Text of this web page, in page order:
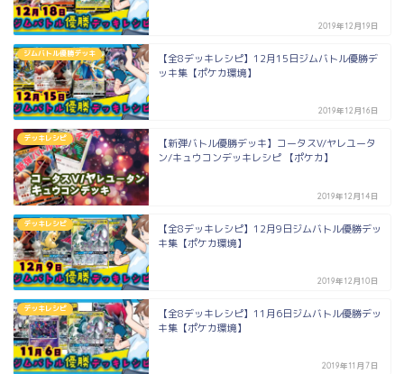
2019年12月19日
ジムバトル優勝デッキ
【全8デッキレシピ】12月15日ジムバトル優勝デ
ッキ集【ポケカ環境】
2019年12月16日
デッキレシピ
【新弾バトル優勝デッキ】コータスV/ヤレユータ
ン/キュウコンデッキレシピ 【ポケカ】
2019年12月14日
デッキレシピ
【全8デッキレシピ】12月9日ジムバトル優勝デッ
キ集【ポケカ環境】
2019年12月10日
デッキレシピ
【全8デッキレシピ】11月6日ジムバトル優勝デッ
キ集【ポケカ環境】
2019年11月7日